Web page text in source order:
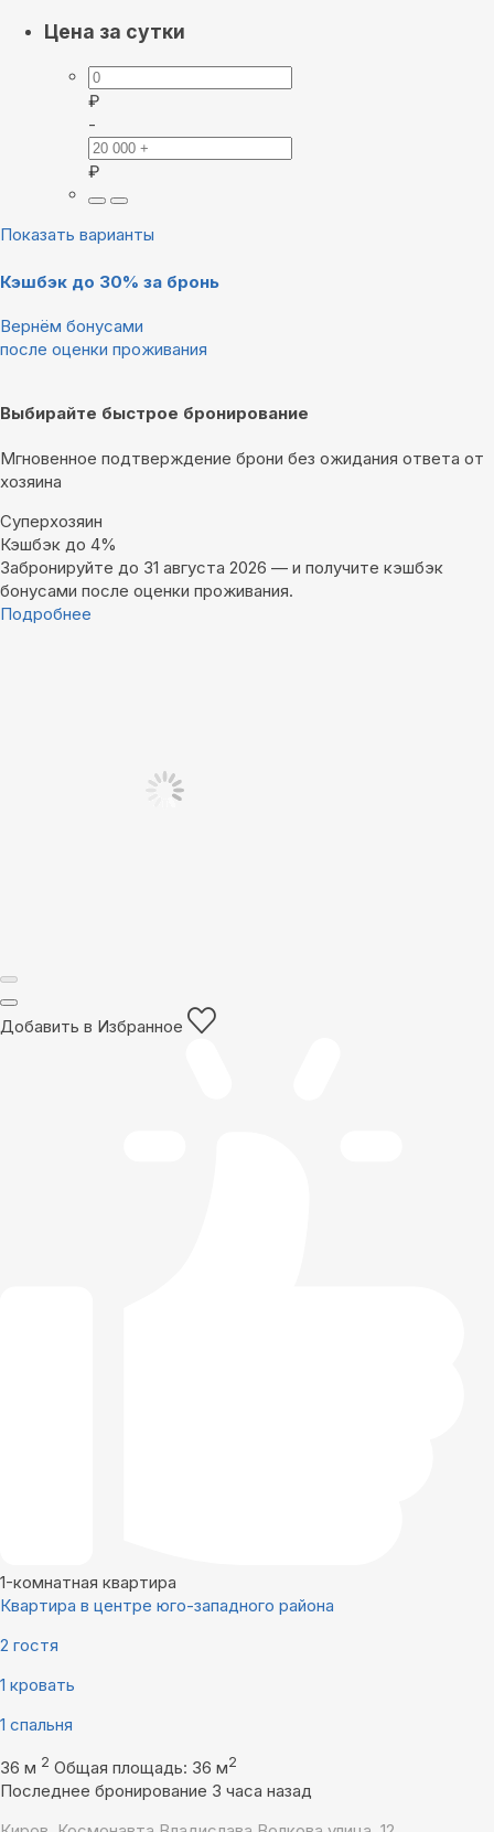
Цена за сутки
₽
-
₽
Показать варианты
Кэшбэк до 30% за бронь
Вернём бонусами
после оценки проживания
Выбирайте быстрое бронирование
Мгновенное подтверждение брони без ожидания ответа от
хозяина
Суперхозяин
Кэшбэк до 4%
Забронируйте до 31 августа 2026 — и получите кэшбэк
бонусами после оценки проживания.
Подробнее
Добавить в Избранное
1-комнатная квартира
Квартира в центре юго-западного района
2 гостя
1 кровать
1 спальня
36 м 2 Общая площадь: 36 м2
Последнее бронирование 3 часа назад